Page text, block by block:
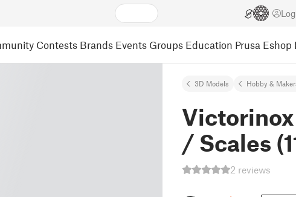
Contests Brands Events Groups Education Prusa Eshop
3D Models Hobby &
/ Scales
2 reviews